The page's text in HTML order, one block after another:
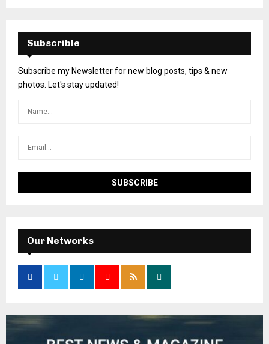
Subscrible
Subscribe my Newsletter for new blog posts, tips & new
photos. Let's stay updated!
Our Networks